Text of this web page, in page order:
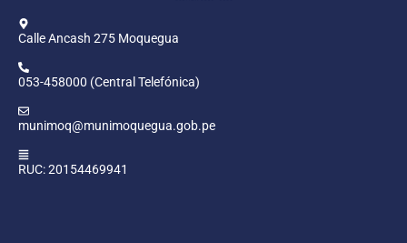
Calle Ancash 275 Moquegua
053-458000 (Central Telefónica)
munimoq@munimoquegua.gob.pe
RUC: 20154469941